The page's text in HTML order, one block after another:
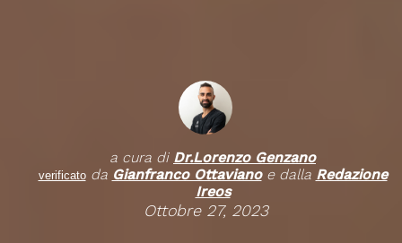
a cura di Dr.Lorenzo Genzano
verificatoda Gianfranco Ottavianoe dalla Redazione
Ireos
Ottobre 27, 2023